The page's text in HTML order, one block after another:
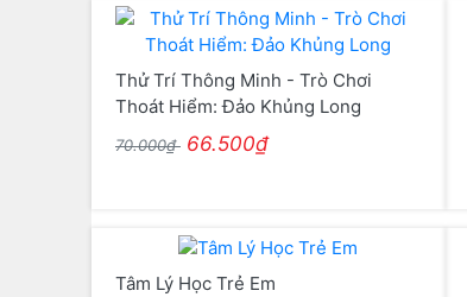
Thử Trí Thông Minh - Trò Chơi
Thoát Hiểm: Đảo Khủng Long
70.000₫ 66.500₫
Tâm Lý Học Trẻ Em